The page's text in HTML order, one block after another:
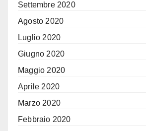
Settembre 2020
Agosto 2020
Luglio 2020
Giugno 2020
Maggio 2020
Aprile 2020
Marzo 2020
Febbraio 2020